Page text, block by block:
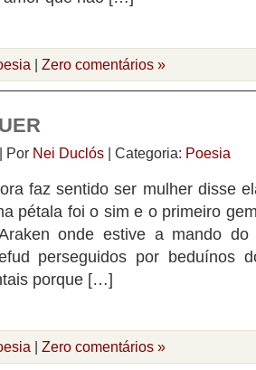
| Zero comentários »
Por Nei Duclós | Categoria: Poesia
faz sentido ser mulher disse
pétala foi o sim e o primeiro
onde estive a mando
perseguidos por beduínos
porque […]
| Zero comentários »